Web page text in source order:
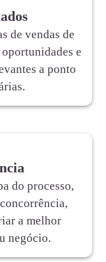
de vendas de
e
a ponto
do processo,
a melhor
negócio.